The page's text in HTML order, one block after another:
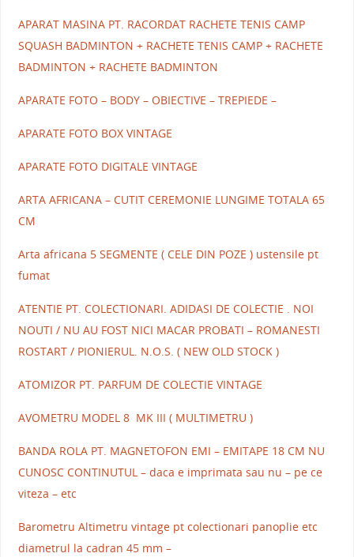
APARAT MASINA PT. RACORDAT RACHETE TENIS CAMP
SQUASH BADMINTON + RACHETE TENIS CAMP + RACHETE
BADMINTON + RACHETE BADMINTON
APARATE FOTO – BODY – OBIECTIVE – TREPIEDE –
APARATE FOTO BOX VINTAGE
APARATE FOTO DIGITALE VINTAGE
ARTA AFRICANA – CUTIT CEREMONIE LUNGIME TOTALA 65
CM
Arta africana 5 SEGMENTE ( CELE DIN POZE ) ustensile pt
fumat
ATENTIE PT. COLECTIONARI. ADIDASI DE COLECTIE . NOI
NOUTI / NU AU FOST NICI MACAR PROBATI – ROMANESTI
ROSTART / PIONIERUL. N.O.S. ( NEW OLD STOCK )
ATOMIZOR PT. PARFUM DE COLECTIE VINTAGE
AVOMETRU MODEL 8 MK III ( MULTIMETRU )
BANDA ROLA PT. MAGNETOFON EMI – EMITAPE 18 CM NU
CUNOSC CONTINUTUL – daca e imprimata sau nu – pe ce
viteza – etc
Barometru Altimetru vintage pt colectionari panoplie etc
diametrul la cadran 45 mm –